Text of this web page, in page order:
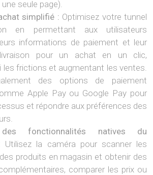
seule page).
simplifié : Optimisez votre tunnel
en permettant aux utilisateurs
informations de paiement et leur
pour un achat en un clic,
les frictions et augmentant les ventes.
des options de paiement
Apple Pay ou Google Pay pour
et répondre aux préférences des
des fonctionnalités natives du
Utilisez la caméra pour scanner les
produits en magasin et obtenir des
comparer les prix ou